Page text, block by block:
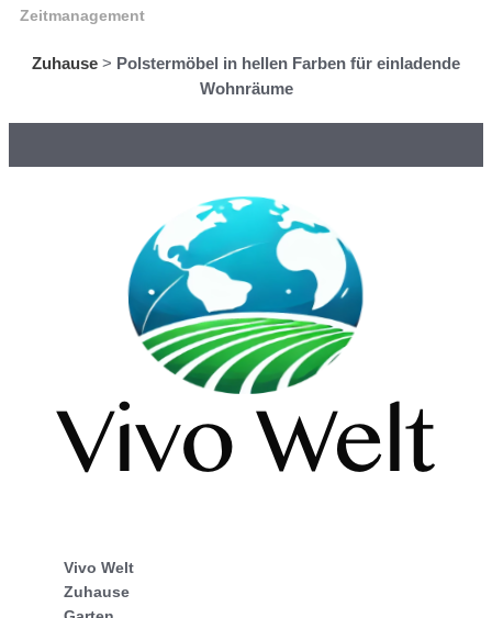
Zeitmanagement
Zuhause > Polstermöbel in hellen Farben für einladende
Wohnräume
Vivo Welt
Zuhause